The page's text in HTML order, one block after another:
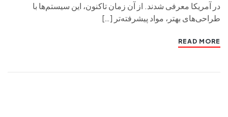
در آمریکا معرفی شدند. از آن زمان تاکنون، این سیستم‌ها با
طراحی‌های بهتر، مواد پیشرفته‌تر […]
READ MORE